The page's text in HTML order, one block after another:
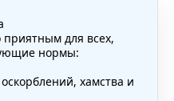
для всех,
нормы:
хамства и